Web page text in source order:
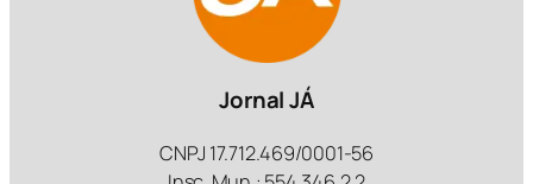
Jornal JÁ
CNPJ 17.712.469/0001-56